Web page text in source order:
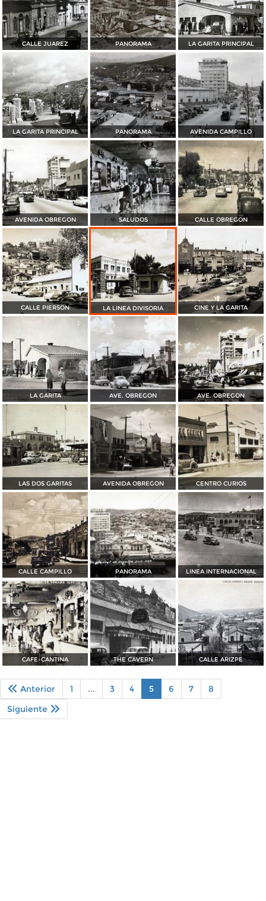
CALLE JUAREZ PANORAMA LA GARITA PRINCIPAL
LA GARITA PRINCIPAL PANORAMA AVENIDA CAMPILLO
AVENIDA OBREGON SALUDOS CALLE OBREGON
CALLE PIERSON LA LINEA DIVISORIA CINE Y LA GARITA
LA GARITA AVE. OBREGON AVE. OBREGON
LAS DOS GARITAS AVENIDA OBREGON CENTRO CURIOS
CALLE CAMPILLO PANORAMA LINEA INTERNACIONAL
CAFE-CANTINA THE CAVERN CALLE ARIZPE
Anterior 1 ... 3 4 5 6 7
8
Siguiente